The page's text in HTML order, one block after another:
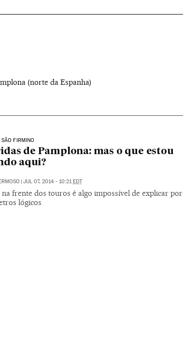
(norte da Espanha)
SÃO FIRMINO
de Pamplona: mas o que estou
aqui?
| JUL 07, 2014 - 10:21EDT
frente dos touros é algo impossível de explicar por
lógicos